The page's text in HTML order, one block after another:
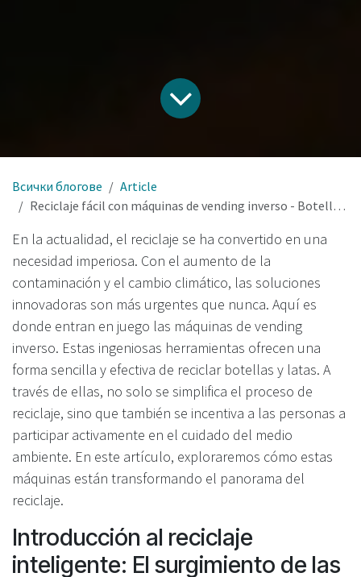
Всички блогове
Article
Reciclaje fácil con máquinas de vending inverso - Botellas y latas
En la actualidad, el reciclaje se ha convertido en una
necesidad imperiosa. Con el aumento de la
contaminación y el cambio climático, las soluciones
innovadoras son más urgentes que nunca. Aquí es
donde entran en juego las máquinas de vending
inverso. Estas ingeniosas herramientas ofrecen una
forma sencilla y efectiva de reciclar botellas y latas. A
través de ellas, no solo se simplifica el proceso de
reciclaje, sino que también se incentiva a las personas a
participar activamente en el cuidado del medio
ambiente. En este artículo, exploraremos cómo estas
máquinas están transformando el panorama del
reciclaje.
Introducción al reciclaje
inteligente: El surgimiento de las